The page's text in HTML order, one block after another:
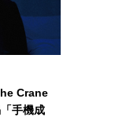
Crane
手機成